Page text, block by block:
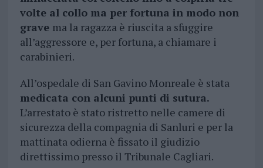
volte al collo ma per fortuna in modo non
grave ma la ragazza è riuscita a sfuggire
all’aggressore e, per fortuna, a chiamare i
carabinieri.
All’ospedale di San Gavino Monreale è stata
medicata con alcuni punti di sutura.
L’arrestato è stato ristretto nelle camere di
sicurezza della compagnia di Sanluri e per la
mattinata odierna è fissato il giudizio
direttissimo presso il Tribunale Cagliari.